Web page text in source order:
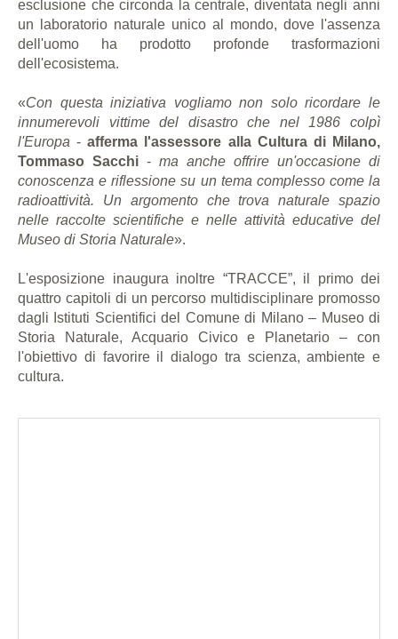
esclusione che circonda la centrale, diventata negli anni
un laboratorio naturale unico al mondo, dove l'assenza
dell'uomo ha prodotto profonde trasformazioni
dell'ecosistema.
«Con questa iniziativa vogliamo non solo ricordare le
innumerevoli vittime del disastro che nel 1986 colpì
l'Europa -afferma l'assessore alla Cultura di Milano,
Tommaso Sacchi - ma anche offrire un'occasione di
conoscenza e riflessione su un tema complesso come la
radioattività. Un argomento che trova naturale spazio
nelle raccolte scientifiche e nelle attività educative del
Museo di Storia Naturale».
L'esposizione inaugura inoltre “TRACCE”, il primo dei
quattro capitoli di un percorso multidisciplinare promosso
dagli Istituti Scientifici del Comune di Milano – Museo di
Storia Naturale, Acquario Civico e Planetario – con
l'obiettivo di favorire il dialogo tra scienza, ambiente e
cultura.